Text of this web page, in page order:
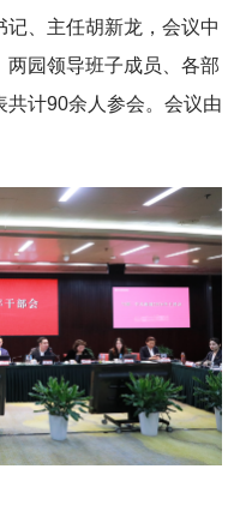
、主任胡新龙，会议中
园领导班子成员、各部
共计90余人参会。会议由